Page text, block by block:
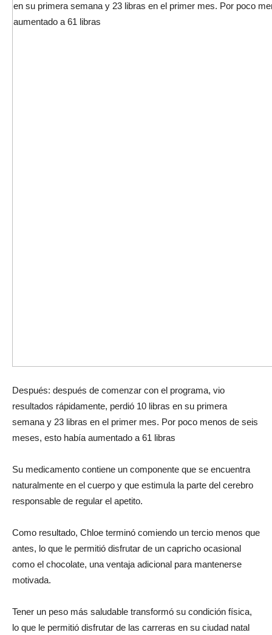
Después: después de comenzar con el programa, vio
resultados rápidamente, perdió 10 libras en su primera
semana y 23 libras en el primer mes. Por poco menos de seis
meses, esto había aumentado a 61 libras
Su medicamento contiene un componente que se encuentra
naturalmente en el cuerpo y que estimula la parte del cerebro
responsable de regular el apetito.
Como resultado, Chloe terminó comiendo un tercio menos que
antes, lo que le permitió disfrutar de un capricho ocasional
como el chocolate, una ventaja adicional para mantenerse
motivada.
Tener un peso más saludable transformó su condición física,
lo que le permitió disfrutar de las carreras en su ciudad natal